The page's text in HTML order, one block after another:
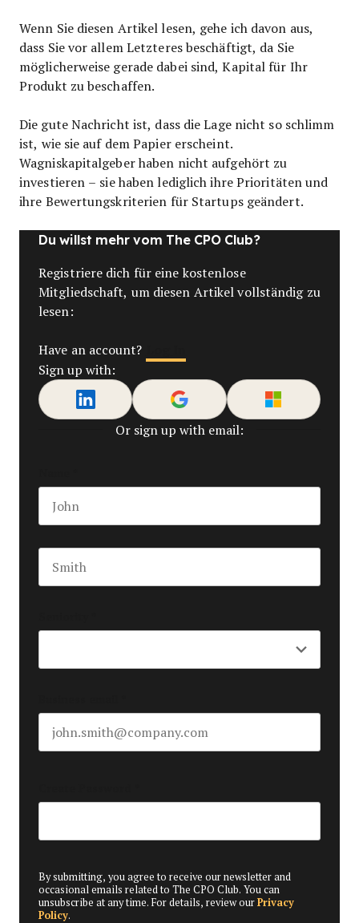
Wenn Sie diesen Artikel lesen, gehe ich davon aus,
dass Sie vor allem Letzteres beschäftigt, da Sie
möglicherweise gerade dabei sind, Kapital für Ihr
Produkt zu beschaffen.
Die gute Nachricht ist, dass die Lage nicht so schlimm
ist, wie sie auf dem Papier erscheint.
Wagniskapitalgeber haben nicht aufgehört zu
investieren – sie haben lediglich ihre Prioritäten und
ihre Bewertungskriterien für Startups geändert.
Du willst mehr vom The CPO Club?
Registriere dich für eine kostenlose
Mitgliedschaft, um diesen Artikel vollständig zu
lesen:
Have an account?
Sign up with:
Or sign up with email:
By submitting, you agree to receive our newsletter and
occasional emails related to The CPO Club. You can
unsubscribe at any time. For details, review ourPrivacy
Policy.